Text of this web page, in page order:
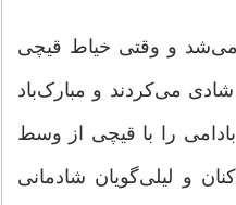
و وقتى خیاط قیچى
مى‌کردند و مبارک‌باد
را با قیچى از وسط
و لیلى‌گویان شادمانى